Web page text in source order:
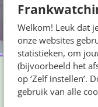
Welkom! Leuk dat
onze websites
statistieken, om
(bijvoorbeeld het
op ‘Zelf instellen’.
gebruik van alle